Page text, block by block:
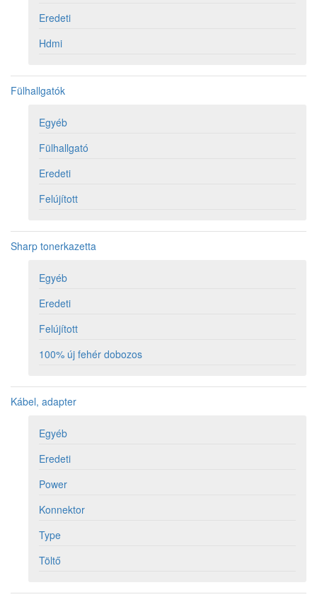
Eredeti
Hdmi
Fülhallgatók
Egyéb
Fülhallgató
Eredeti
Felújított
Sharp tonerkazetta
Egyéb
Eredeti
Felújított
100% új fehér dobozos
Kábel, adapter
Egyéb
Eredeti
Power
Konnektor
Type
Töltő